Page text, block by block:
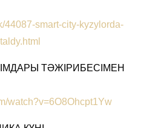
44087-smart-city-kyzylorda-
ТӘЖІРИБЕСІМЕН
watch?v=6O8Ohcpt1Yw